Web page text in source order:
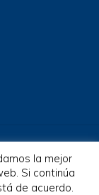
la mejor
Si continúa
de acuerdo.